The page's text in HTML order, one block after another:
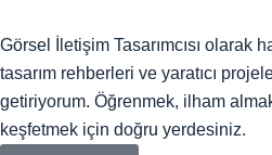
Görsel İletişim Tasarımcısı olarak
tasarım rehberleri ve yaratıcı
getiriyorum. Öğrenmek, ilham almak
keşfetmek için doğru yerdesiniz.